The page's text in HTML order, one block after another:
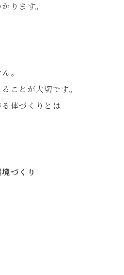
ります。
。
ことが大切です。
体づくりとは
づくり